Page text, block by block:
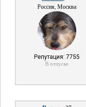
Россия, Москва
Репутация: 7755
В отпуске